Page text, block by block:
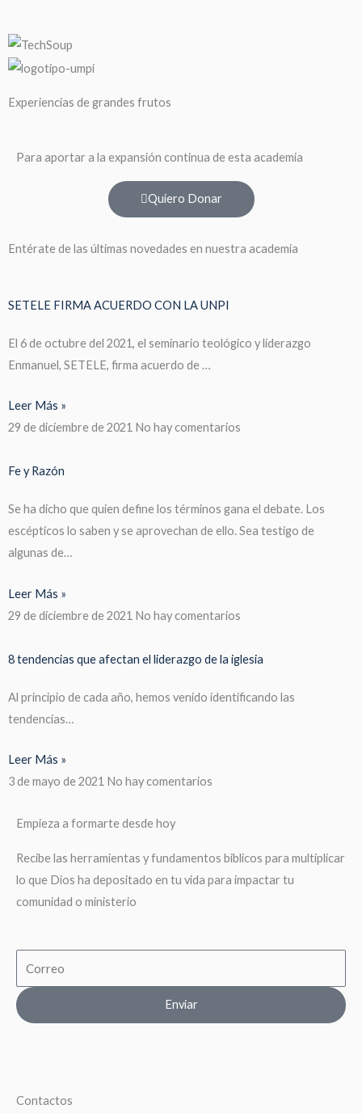
Experiencias de grandes frutos
Para aportar a la expansión continua de esta academia
Quiero Donar
Entérate de las últimas novedades en nuestra academia
SETELE FIRMA ACUERDO CON LA UNPI
El 6 de octubre del 2021, el seminario teológico y liderazgo
Enmanuel, SETELE, firma acuerdo de …
Leer Más »
29 de diciembre de 2021 No hay comentarios
Fe y Razón
Se ha dicho que quien define los términos gana el debate. Los
escépticos lo saben y se aprovechan de ello. Sea testigo de
algunas de…
Leer Más »
29 de diciembre de 2021 No hay comentarios
8 tendencias que afectan el liderazgo de la iglesia
Al principio de cada año, hemos venido identificando las
tendencias…
Leer Más »
3 de mayo de 2021 No hay comentarios
Empieza a formarte desde hoy
Recibe las herramientas y fundamentos biblicos para multiplicar
lo que Dios ha depositado en tu vida para impactar tu
comunidad o ministerio
Enviar
Contactos